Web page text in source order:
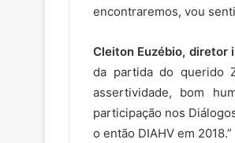
encontraremos, vou
Cleiton Euzébio, diretor
da partida do querido
assertividade, bom
participação nos
o então DIAHV em 2018.”